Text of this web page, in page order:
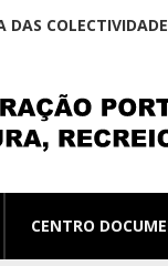
DAS
CENTRO